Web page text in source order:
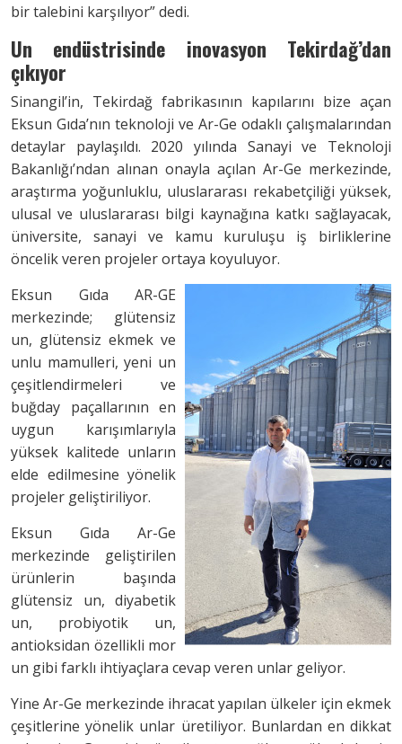
bir talebini karşılıyor” dedi.
Un endüstrisinde inovasyon Tekirdağ’dan
çıkıyor
Sinangil’in, Tekirdağ fabrikasının kapılarını bize açan
Eksun Gıda’nın teknoloji ve Ar-Ge odaklı çalışmalarından
detaylar paylaşıldı. 2020 yılında Sanayi ve Teknoloji
Bakanlığı’ndan alınan onayla açılan Ar-Ge merkezinde,
araştırma yoğunluklu, uluslararası rekabetçiliği yüksek,
ulusal ve uluslararası bilgi kaynağına katkı sağlayacak,
üniversite, sanayi ve kamu kuruluşu iş birliklerine
öncelik veren projeler ortaya koyuluyor.
Eksun Gıda AR-GE
merkezinde; glütensiz
un, glütensiz ekmek ve
unlu mamulleri, yeni un
çeşitlendirmeleri ve
buğday paçallarının en
uygun karışımlarıyla
yüksek kalitede unların
elde edilmesine yönelik
projeler geliştiriliyor.
Eksun Gıda Ar-Ge
merkezinde geliştirilen
ürünlerin başında
glütensiz un, diyabetik
un, probiyotik un,
antioksidan özellikli mor
un gibi farklı ihtiyaçlara cevap veren unlar geliyor.
Yine Ar-Ge merkezinde ihracat yapılan ülkeler için ekmek
çeşitlerine yönelik unlar üretiliyor. Bunlardan en dikkat